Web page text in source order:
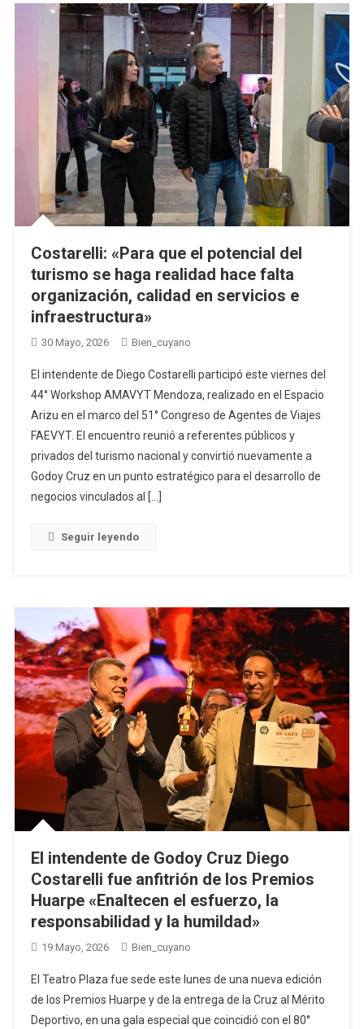
Costarelli: «Para que el potencial del
turismo se haga realidad hace falta
organización, calidad en servicios e
infraestructura»
30 Mayo, 2026 Bien_cuyano
El intendente de Diego Costarelli participó este viernes del
44° Workshop AMAVYT Mendoza, realizado en el Espacio
Arizu en el marco del 51° Congreso de Agentes de Viajes
FAEVYT. El encuentro reunió a referentes públicos y
privados del turismo nacional y convirtió nuevamente a
Godoy Cruz en un punto estratégico para el desarrollo de
negocios vinculados al […]
Seguir leyendo
El intendente de Godoy Cruz Diego
Costarelli fue anfitrión de los Premios
Huarpe «Enaltecen el esfuerzo, la
responsabilidad y la humildad»
19 Mayo, 2026 Bien_cuyano
El Teatro Plaza fue sede este lunes de una nueva edición
de los Premios Huarpe y de la entrega de la Cruz al Mérito
Deportivo, en una gala especial que coincidió con el 80°